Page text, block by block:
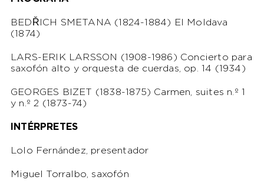
BEDŘICH SMETANA (1824-1884)
El Moldava
(1874)
LARS-ERIK LARSSON (1908-1986) Concierto para
saxofón alto y orquesta de cuerdas, op. 14 (1934)
GEORGES BIZET (1838-1875) Carmen, suites n.º 1
y n.º 2 (1873-74)
INTÉRPRETES
Lolo Fernández, presentador
Miguel Torralbo, saxofón